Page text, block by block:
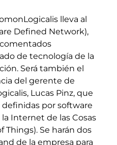
lleva al
Defined Network),
de tecnología de la
Será también el
del gerente de
Lucas Pinz, que
definidas por software
Internet de las Cosas
Things). Se harán dos
de la empresa para